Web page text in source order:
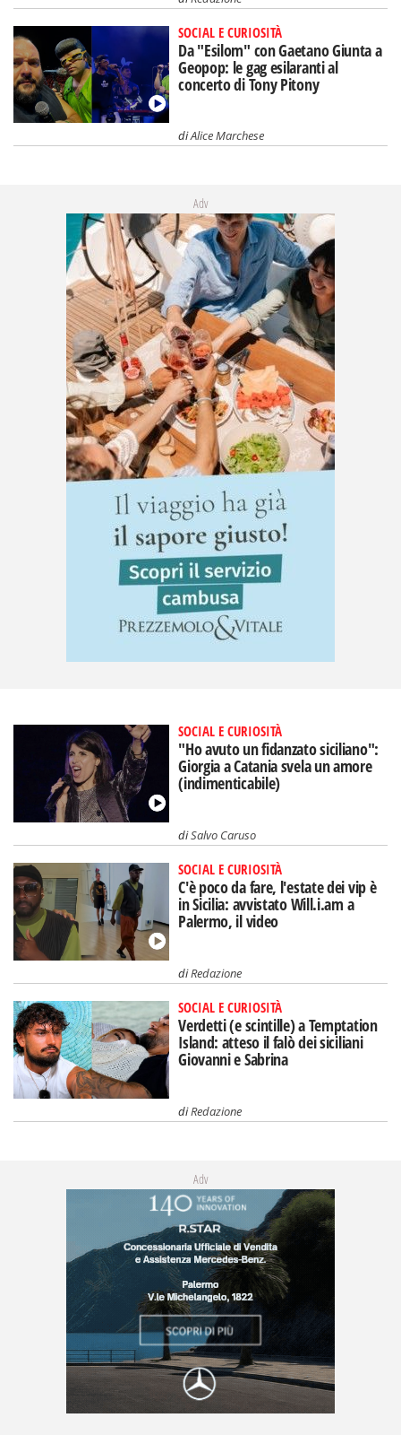
SOCIAL E CURIOSITÀ
Da "Esilom" con Gaetano Giunta a
Geopop: le gag esilaranti al
concerto di Tony Pitony
diAlice Marchese
Adv
SOCIAL E CURIOSITÀ
"Ho avuto un fidanzato siciliano":
Giorgia a Catania svela un amore
(indimenticabile)
diSalvo Caruso
SOCIAL E CURIOSITÀ
C'è poco da fare, l'estate dei vip è
in Sicilia: avvistato Will.i.am a
Palermo, il video
diRedazione
SOCIAL E CURIOSITÀ
Verdetti (e scintille) a Temptation
Island: atteso il falò dei siciliani
Giovanni e Sabrina
diRedazione
Adv